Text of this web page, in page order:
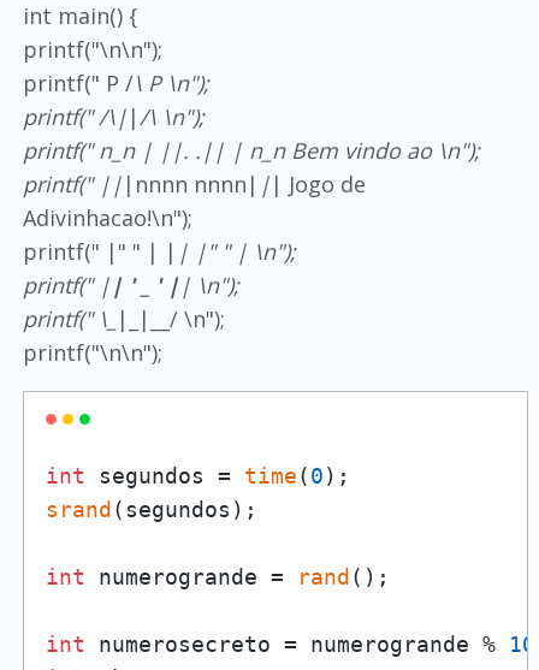
int main() {
printf("\n\n");
printf(" P /\ P \n");
printf(" /\| |/\ \n");
printf(" n_n | ||. .|| | n_n Bem vindo ao \n");
printf(" | | |nnnn nnnn| | | Jogo de
Adivinhacao!\n");
printf(" |" " | | | |" " | \n");
printf(" | | ' _ ' || \n");
printf(" \_ |_|__/ \n");
printf("\n\n");
int segundos = time(0
srand (segundos);
int numerogrande = rand ();
int numerosecreto = numerogrande %